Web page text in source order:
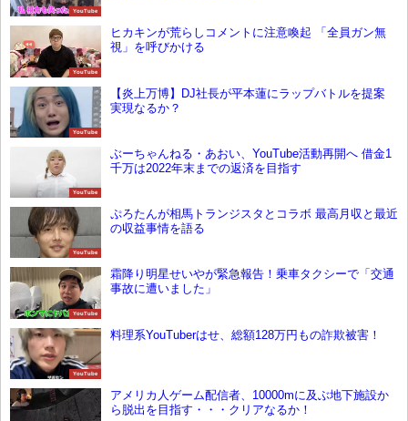
YouTube
YouTube
ヒカキンが荒らしコメントに注意喚起 「全員ガン無
視」を呼びかける
YouTube
【炎上万博】DJ社長が平本蓮にラップバトルを提案
実現なるか？
YouTube
ぶーちゃんねる・あおい、YouTube活動再開へ 借金1
千万は2022年末までの返済を目指す
YouTube
ぷろたんが相馬トランジスタとコラボ 最高月収と最近
の収益事情を語る
YouTube
霜降り明星せいやが緊急報告！乗車タクシーで「交通
事故に遭いました」
YouTube
料理系YouTuberはせ、総額128万円もの詐欺被害！
アメリカ人ゲーム配信者、10000mに及ぶ地下施設か
ら脱出を目指す・・・クリアなるか！